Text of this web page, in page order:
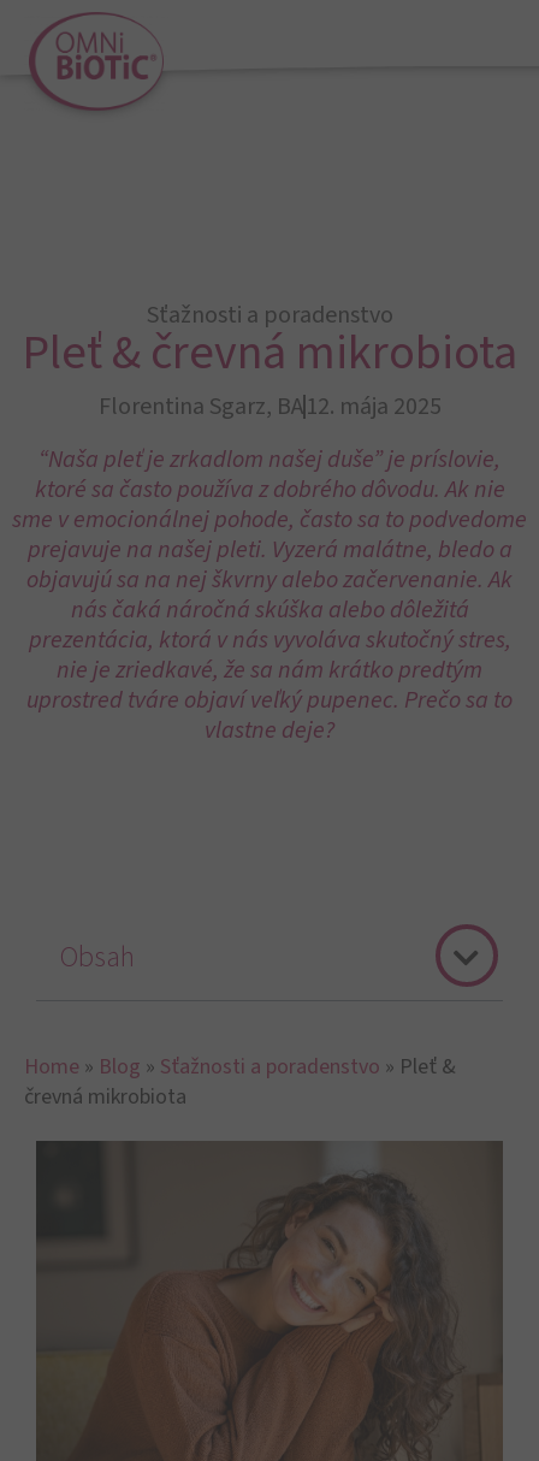
Sťažnosti a poradenstvo
Pleť & črevná mikrobiota
Florentina Sgarz, BA12. mája 2025
“Naša pleť je zrkadlom našej duše” je príslovie,
ktoré sa často používa z dobrého dôvodu. Ak nie
sme v emocionálnej pohode, často sa to podvedome
prejavuje na našej pleti. Vyzerá malátne, bledo a
objavujú sa na nej škvrny alebo začervenanie. Ak
nás čaká náročná skúška alebo dôležitá
prezentácia, ktorá v nás vyvoláva skutočný stres,
nie je zriedkavé, že sa nám krátko predtým
uprostred tváre objaví veľký pupenec. Prečo sa to
vlastne deje?
Home » Blog » Sťažnosti a poradenstvo » Pleť &
črevná mikrobiota
Obsah